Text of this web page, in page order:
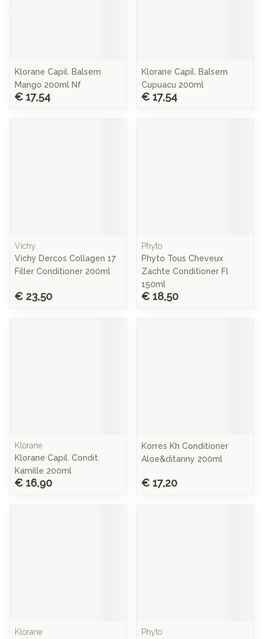
Klorane Capil. Balsem
Mango 200ml Nf
€ 17,54
Klorane Capil. Balsem
Cupuacu 200ml
€ 17,54
Vichy
Vichy Dercos Collagen 17
Filler Conditioner 200ml
€ 23,50
Phyto
Phyto Tous Cheveux
Zachte Conditioner Fl
150ml
€ 18,50
Klorane
Klorane Capil. Condit.
Kamille 200ml
€ 16,90
Korres Kh Conditioner
Aloe&ditanny 200ml
€ 17,20
Klorane
Phyto